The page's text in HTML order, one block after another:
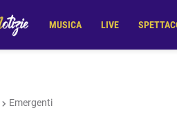
MUSICA LIVE
Emergenti